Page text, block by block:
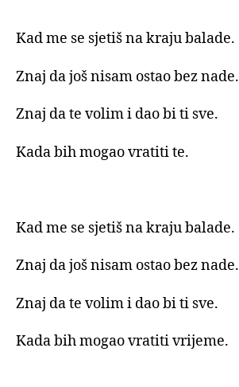
Kad me se sjetiš na kraju balade.
Znaj da još nisam ostao bez nade.
Znaj da te volim i dao bi ti sve.
Kada bih mogao vratiti te.
Kad me se sjetiš na kraju balade.
Znaj da još nisam ostao bez nade.
Znaj da te volim i dao bi ti sve.
Kada bih mogao vratiti vrijeme.